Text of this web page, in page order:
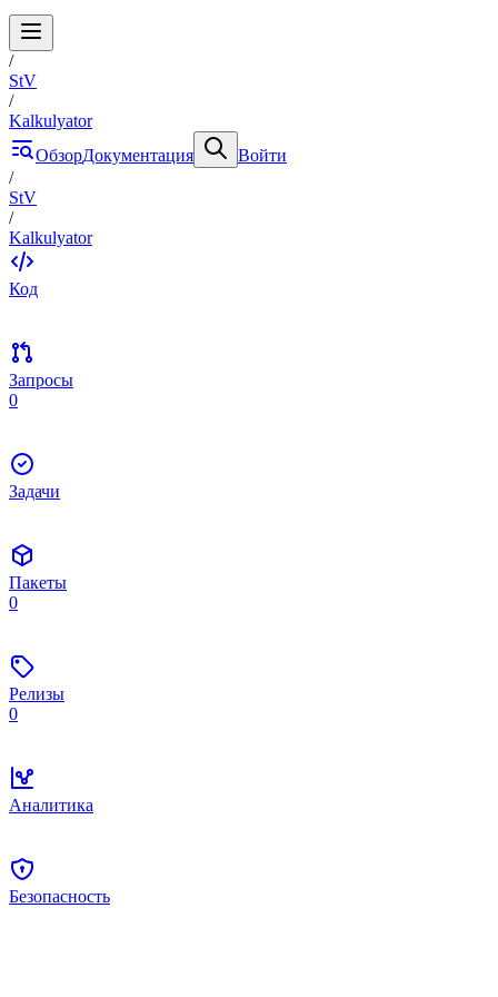
/
StV
/
Kalkulyator
ОбзорДокументация
Войти
/
StV
/
Kalkulyator
Код
Запросы
0
Задачи
Пакеты
0
Релизы
0
Аналитика
Безопасность